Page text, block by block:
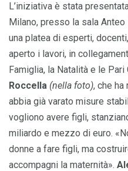
L’iniziativa è stata
Milano, presso la sala
una platea di esperti,
aperto i lavori, in
Famiglia, la Natalità e le Pari
Roccella (nella foto), che
abbia già varato misure
vogliono avere figli,
miliardo e mezzo di euro.
donne a fare figli, ma
accompagni la maternità».